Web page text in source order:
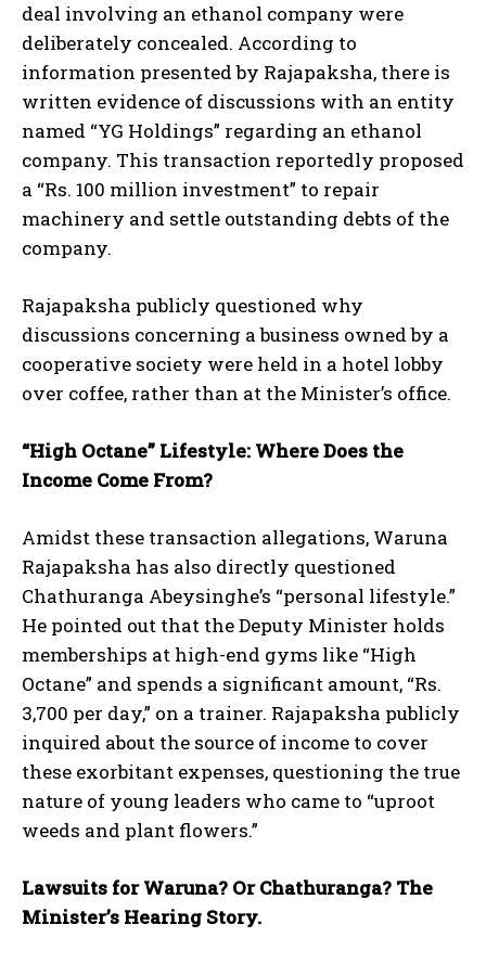
deal involving an ethanol company were
deliberately concealed. According to
information presented by Rajapaksha, there is
written evidence of discussions with an entity
named “YG Holdings” regarding an ethanol
company. This transaction reportedly proposed
a “Rs. 100 million investment” to repair
machinery and settle outstanding debts of the
company.
Rajapaksha publicly questioned why
discussions concerning a business owned by a
cooperative society were held in a hotel lobby
over coffee, rather than at the Minister’s office.
“High Octane” Lifestyle: Where Does the
Income Come From?
Amidst these transaction allegations, Waruna
Rajapaksha has also directly questioned
Chathuranga Abeysinghe’s “personal lifestyle.”
He pointed out that the Deputy Minister holds
memberships at high-end gyms like “High
Octane” and spends a significant amount, “Rs.
3,700 per day,” on a trainer. Rajapaksha publicly
inquired about the source of income to cover
these exorbitant expenses, questioning the true
nature of young leaders who came to “uproot
weeds and plant flowers.”
Lawsuits for Waruna? Or Chathuranga? The
Minister’s Hearing Story.